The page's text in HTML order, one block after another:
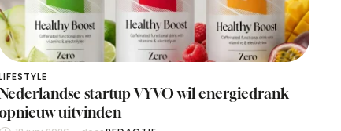
startup VYVO wil energiedrank
uitvinden